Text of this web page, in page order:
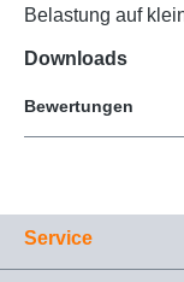
Belastung auf
Downloads
Bewertungen
Service